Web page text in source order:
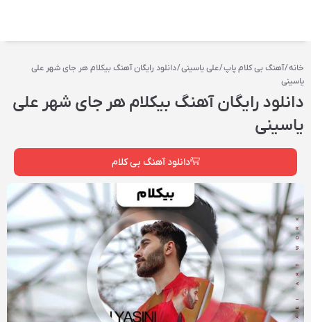
خانه/آهنگ بی کلام پاپ/علی یاسینی/ دانلود رایگان آهنگ‌ بیکلام هر جای شهر علی
یاسینی
دانلود رایگان آهنگ‌ بیکلام هر جای شهر علی
یاسینی
دانلود آهنگ بی کلام